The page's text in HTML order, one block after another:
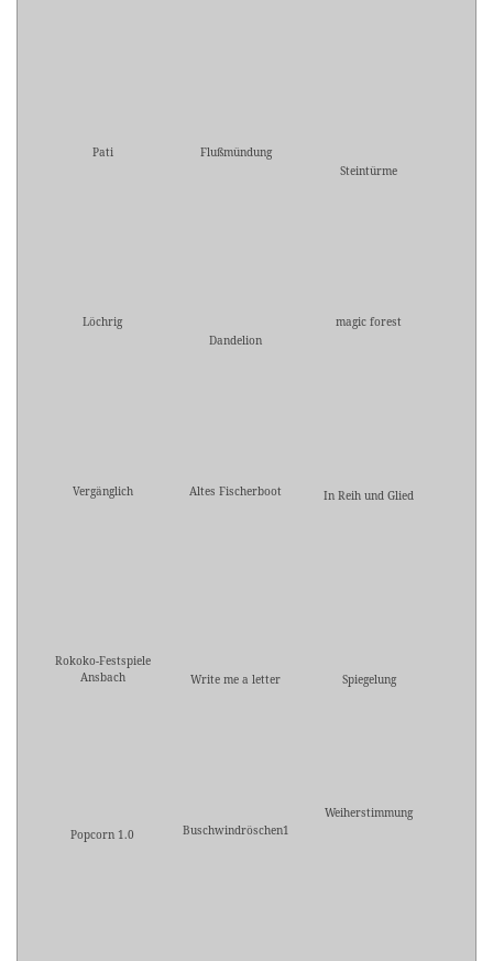
Pati
Flußmündung
Steintürme
Löchrig
Dandelion
magic forest
Vergänglich Altes Fischerboot In Reih und Glied
Rokoko-Festspiele
Ansbach
Write me a letter Spiegelung
Popcorn 1.0 Buschwindröschen1
Weiherstimmung